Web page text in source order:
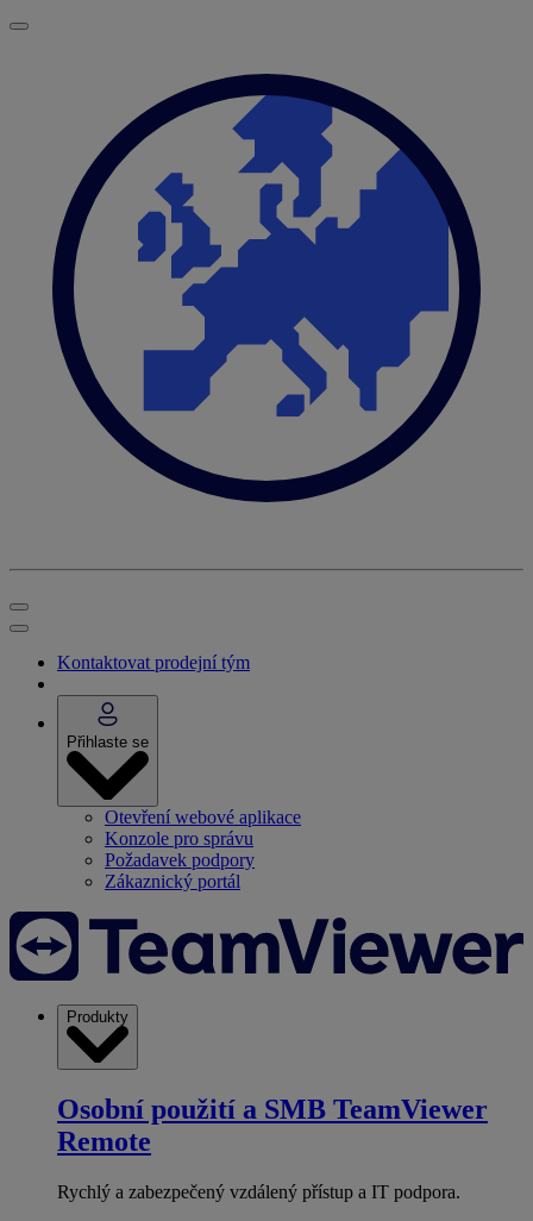
Kontaktovat prodejní tým
Přihlaste se
Otevření webové aplikace
Konzole pro správu
Požadavek podpory
Zákaznický portál
Produkty
Osobní použití a SMB TeamViewer
Remote
Rychlý a zabezpečený vzdálený přístup a IT podpora.